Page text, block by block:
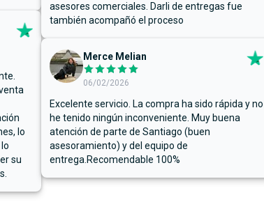
lo
su
asesores comerciales. Darli de entregas fue
también acompañó el proceso
Merce Melian
06/02/2026
Excelente servicio. La compra ha sido rápida y no
he tenido ningún inconveniente. Muy buena
atención de parte de Santiago (buen
asesoramiento) y del equipo de
entrega.Recomendable 100%